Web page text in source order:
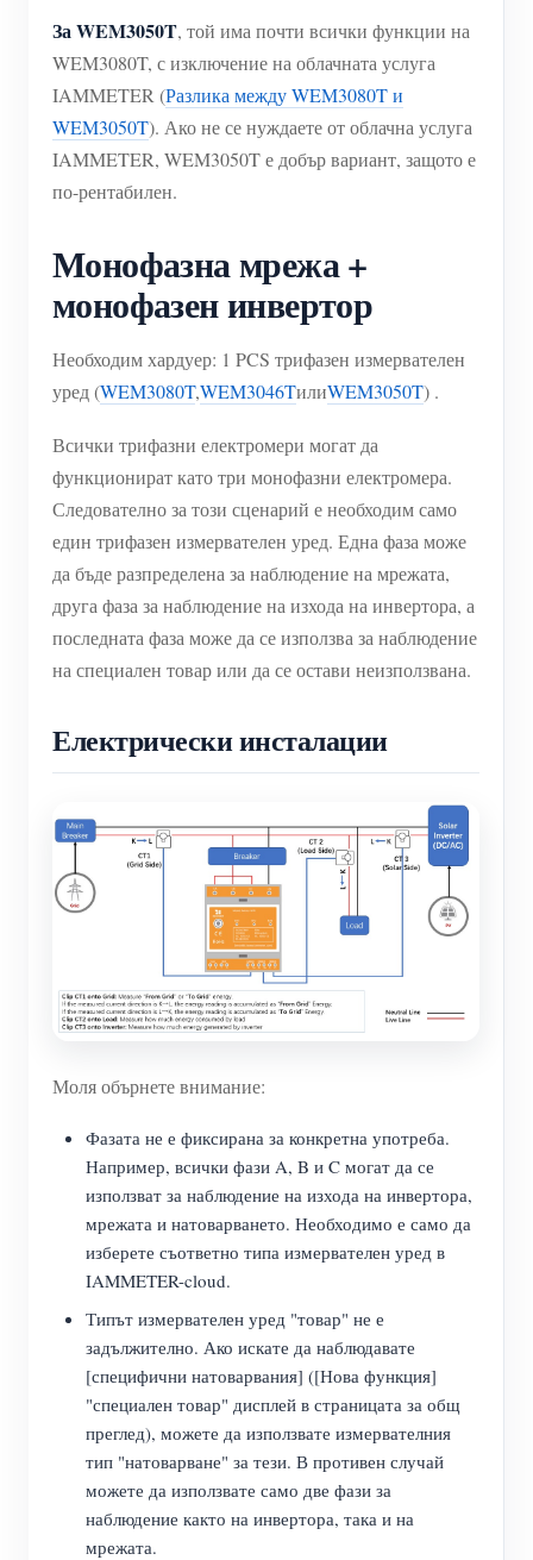
За WEM3050T, той има почти всички функции на
WEM3080T, с изключение на облачната услуга
IAMMETER (Разлика между WEM3080T и
WEM3050T). Ако не се нуждаете от облачна услуга
IAMMETER, WEM3050T е добър вариант, защото е
по-рентабилен.
Монофазна мрежа +
монофазен инвертор
Необходим хардуер: 1 PCS трифазен измервателен
уред (WEM3080T,WEM3046TилиWEM3050T) .
Всички трифазни електромери могат да
функционират като три монофазни електромера.
Следователно за този сценарий е необходим само
един трифазен измервателен уред. Една фаза може
да бъде разпределена за наблюдение на мрежата,
друга фаза за наблюдение на изхода на инвертора, а
последната фаза може да се използва за наблюдение
на специален товар или да се остави неизползвана.
Електрически инсталации
Моля обърнете внимание:
Фазата не е фиксирана за конкретна употреба.
Например, всички фази A, B и C могат да се
използват за наблюдение на изхода на инвертора,
мрежата и натоварването. Необходимо е само да
изберете съответно типа измервателен уред в
IAMMETER-cloud.
Типът измервателен уред "товар" не е
задължително. Ако искате да наблюдавате
[специфични натоварвания] ([Нова функция]
"специален товар" дисплей в страницата за общ
преглед), можете да използвате измервателния
тип "натоварване" за тези. В противен случай
можете да използвате само две фази за
наблюдение както на инвертора, така и на
мрежата.